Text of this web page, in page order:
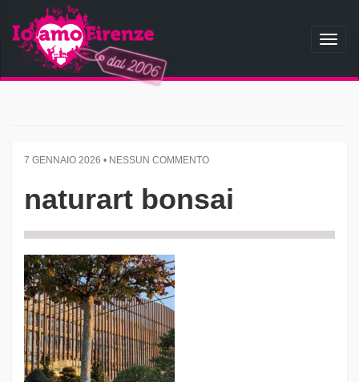
7 GENNAIO 2026 • NESSUN COMMENTO
naturart bonsai